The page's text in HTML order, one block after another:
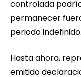
controlada
permanecer
periodo indefinido.
Hasta ahora,
emitido